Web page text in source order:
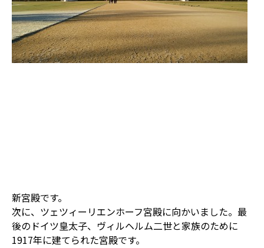
新宮殿です。
次に、ツェツィーリエンホーフ宮殿に向かいました。最
後のドイツ皇太子、ヴィルヘルム二世と家族のために
1917年に建てられた宮殿です。